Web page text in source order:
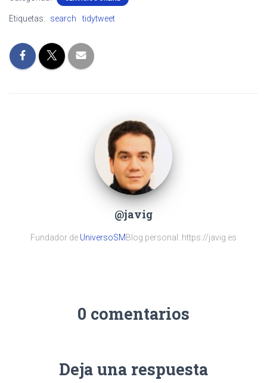
Etiquetas: search tidytweet
@javig
Fundador de UniversoSMBlog personal: https://javig.es
0 comentarios
Deja una respuesta